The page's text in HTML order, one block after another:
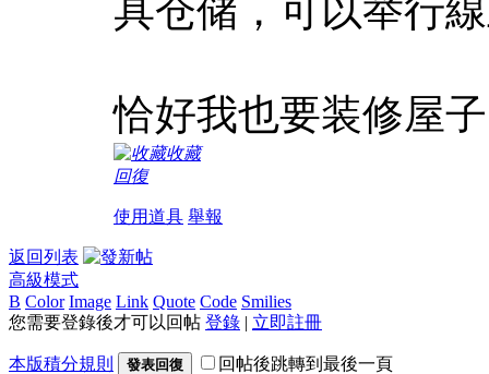
具仓储，可以举行
恰好我也要装修屋
收藏
回復
使用道具 舉報
返回列表
高級模式
B Color Image Link Quote Code Smilies
您需要登錄後才可以回帖 登錄 | 立即註冊
本版積分規則 發表回復 回帖後跳轉到最後一頁